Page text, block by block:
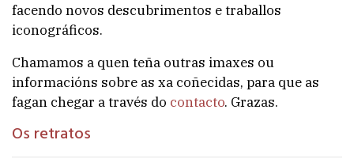
facendo novos descubrimentos e traballos
iconográficos.
Chamamos a quen teña outras imaxes ou
informacións sobre as xa coñecidas, para que as
fagan chegar a través do contacto. Grazas.
Os retratos